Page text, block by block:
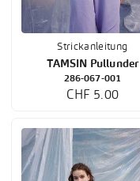
Strickanleitung
TAMSIN Pullunder
286-067-001
CHF 5.00